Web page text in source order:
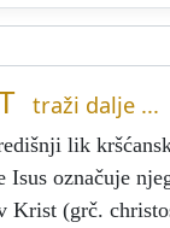
traži dalje ...
lik
Isus označuje
Krist (grč.